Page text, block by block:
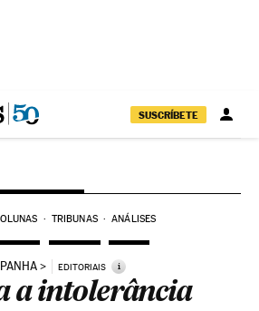
SUSCRÍBETE
TRIBUNAS ANÁLISES
EDITORIAIS i
a intolerância